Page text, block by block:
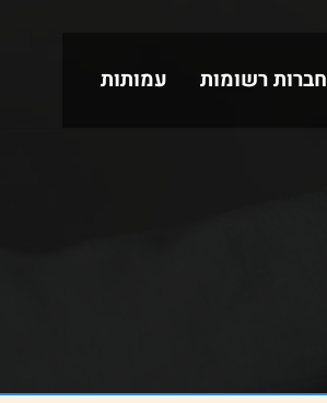
חברות רשומות עמותות